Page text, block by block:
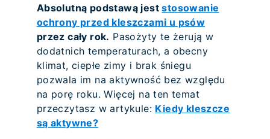
Absolutną podstawą jeststosowanie
ochrony przed kleszczami u psów
przez cały rok. Pasożyty te żerują w
dodatnich temperaturach, a obecny
klimat, ciepłe zimy i brak śniegu
pozwala im na aktywność bez względu
na porę roku. Więcej na ten temat
przeczytasz w artykule: Kiedy kleszcze
są aktywne?